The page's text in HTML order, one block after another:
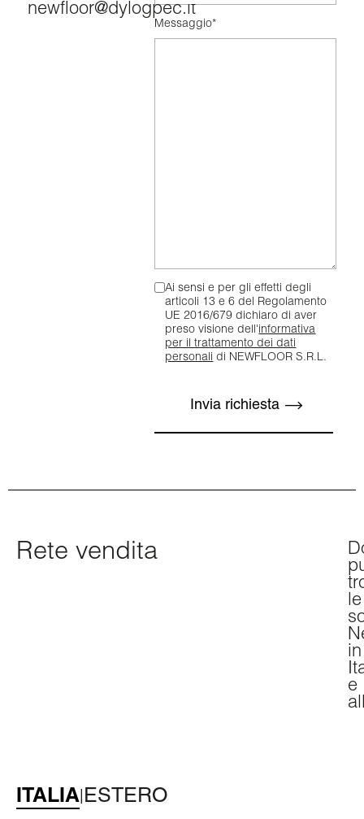
newfloor@dylogpec.it
Messaggio*
Ai sensi e per gli effetti degli
articoli 13 e 6 del Regolamento
UE 2016/679 dichiaro di aver
preso visione dell'informativa
per il trattamento dei dati
personali di NEWFLOOR S.R.L.
Rete vendita
le
in
e
ITALIA ESTERO